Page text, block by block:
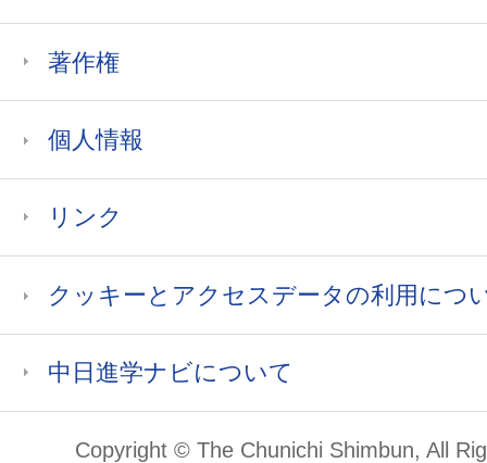
著作権
個人情報
リンク
クッキーとアクセスデータの利用につ
中日進学ナビについて
Copyright © The Chunichi Shimbun, All